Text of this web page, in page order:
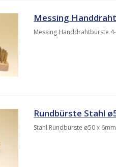
Messing
Messing Handdrahtbürste
Rundbürste Stahl
Stahl Rundbürste ø50 x